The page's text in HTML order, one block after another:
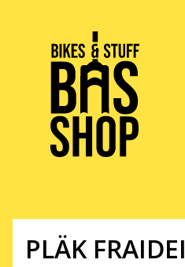
BIKES & STUFF
PLÄK FRAIDEI